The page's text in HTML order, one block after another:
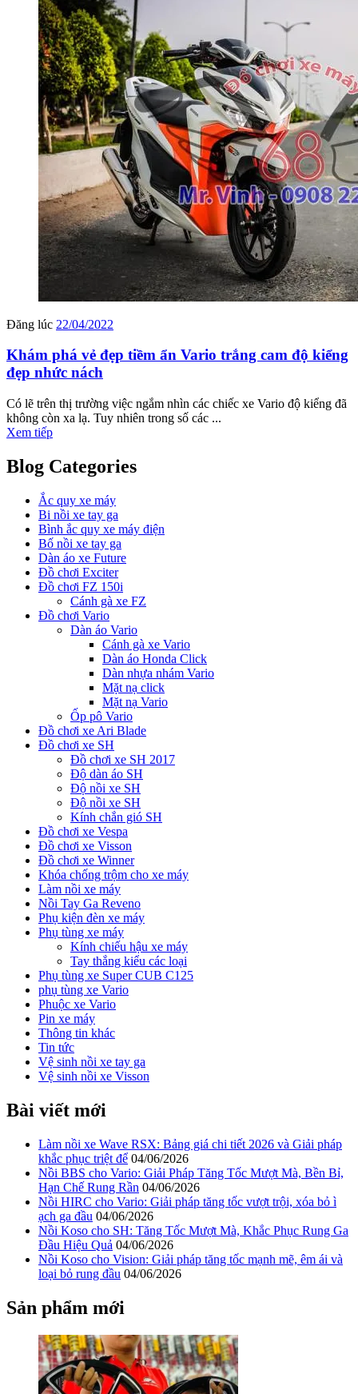
Đăng lúc 22/04/2022
Khám phá vẻ đẹp tiềm ẩn Vario trắng cam độ kiểng
đẹp nhức nách
Có lẽ trên thị trường việc ngắm nhìn các chiếc xe Vario độ kiểng đã
không còn xa lạ. Tuy nhiên trong số các ...
Xem tiếp
Blog Categories
Ắc quy xe máy
Bi nồi xe tay ga
Bình ắc quy xe máy điện
Bố nồi xe tay ga
Dàn áo xe Future
Đồ chơi Exciter
Đồ chơi FZ 150i
Cánh gà xe FZ
Đồ chơi Vario
Dàn áo Vario
Cánh gà xe Vario
Dàn áo Honda Click
Dàn nhựa nhám Vario
Mặt nạ click
Mặt nạ Vario
Ốp pô Vario
Đồ chơi xe Ari Blade
Đồ chơi xe SH
Đồ chơi xe SH 2017
Độ dàn áo SH
Độ nồi xe SH
Độ nồi xe SH
Kính chắn gió SH
Đồ chơi xe Vespa
Đồ chơi xe Visson
Đồ chơi xe Winner
Khóa chống trộm cho xe máy
Làm nồi xe máy
Nồi Tay Ga Reveno
Phụ kiện đèn xe máy
Phụ tùng xe máy
Kính chiếu hậu xe máy
Tay thắng kiểu các loại
Phụ tùng xe Super CUB C125
phụ tùng xe Vario
Phuộc xe Vario
Pin xe máy
Thông tin khác
Tin tức
Vệ sinh nồi xe tay ga
Vệ sinh nồi xe Visson
Bài viết mới
Làm nồi xe Wave RSX: Bảng giá chi tiết 2026 và Giải pháp
khắc phục triệt để 04/06/2026
Nồi BBS cho Vario: Giải Pháp Tăng Tốc Mượt Mà, Bền Bỉ,
Hạn Chế Rung Rần 04/06/2026
Nồi HIRC cho Vario: Giải pháp tăng tốc vượt trội, xóa bỏ ì
ạch ga đầu 04/06/2026
Nồi Koso cho SH: Tăng Tốc Mượt Mà, Khắc Phục Rung Ga
Đầu Hiệu Quả 04/06/2026
Nồi Koso cho Vision: Giải pháp tăng tốc mạnh mẽ, êm ái và
loại bỏ rung đầu 04/06/2026
Sản phẩm mới